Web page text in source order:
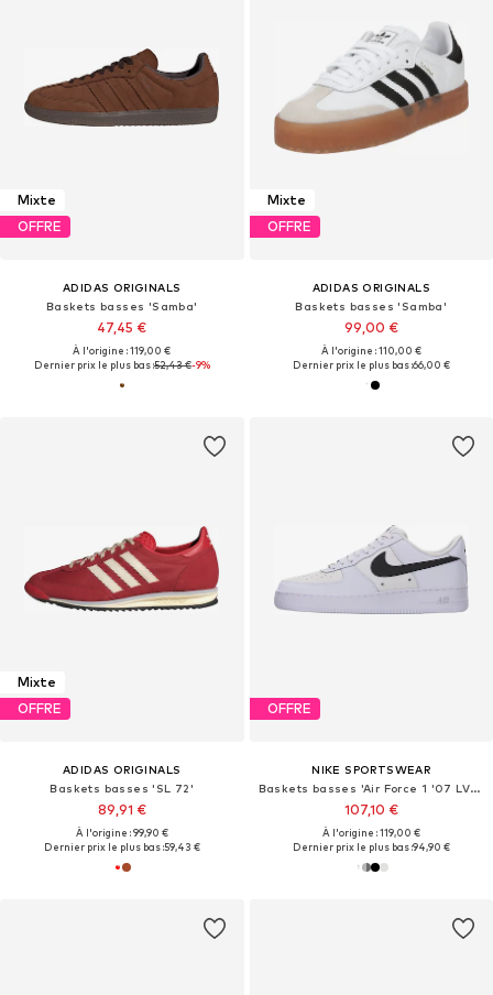
Mixte
OFFRE
ADIDAS ORIGINALS
Baskets basses 'Samba'
47,45 €
À l'origine : 119,00 €
Dernier prix le plus bas :52,43 €-9%
Mixte
OFFRE
ADIDAS ORIGINALS
Baskets basses 'Samba'
99,00 €
À l'origine : 110,00 €
Dernier prix le plus bas :66,00 €
Mixte
OFFRE
ADIDAS ORIGINALS
Baskets basses 'SL 72'
89,91 €
À l'origine : 99,90 €
Dernier prix le plus bas :59,43 €
OFFRE
NIKE SPORTSWEAR
Baskets basses 'Air Force 1 '07 LV8 Tech'
107,10 €
À l'origine : 119,00 €
Dernier prix le plus bas :94,90 €